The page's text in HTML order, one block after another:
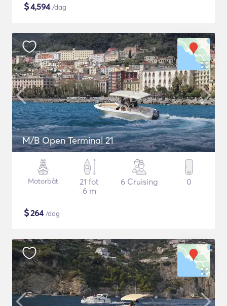
$4,594/dag
M/B Open Terminal 21
Motorbåt
21 fot
6 m
6 Cruising 0
$264/dag